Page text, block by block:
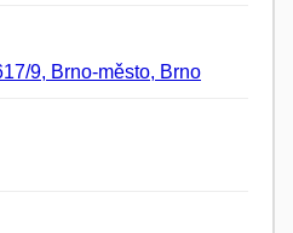
9, Brno-město, Brno